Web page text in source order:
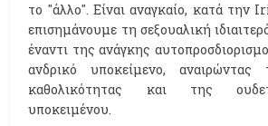
το ''άλλο''. Είναι αναγκαίο, κατά την
επισημάνουμε τη σεξουαλική
έναντι της ανάγκης
ανδρικό υποκείμενο,
καθολικότητας και της
υποκειμένου.